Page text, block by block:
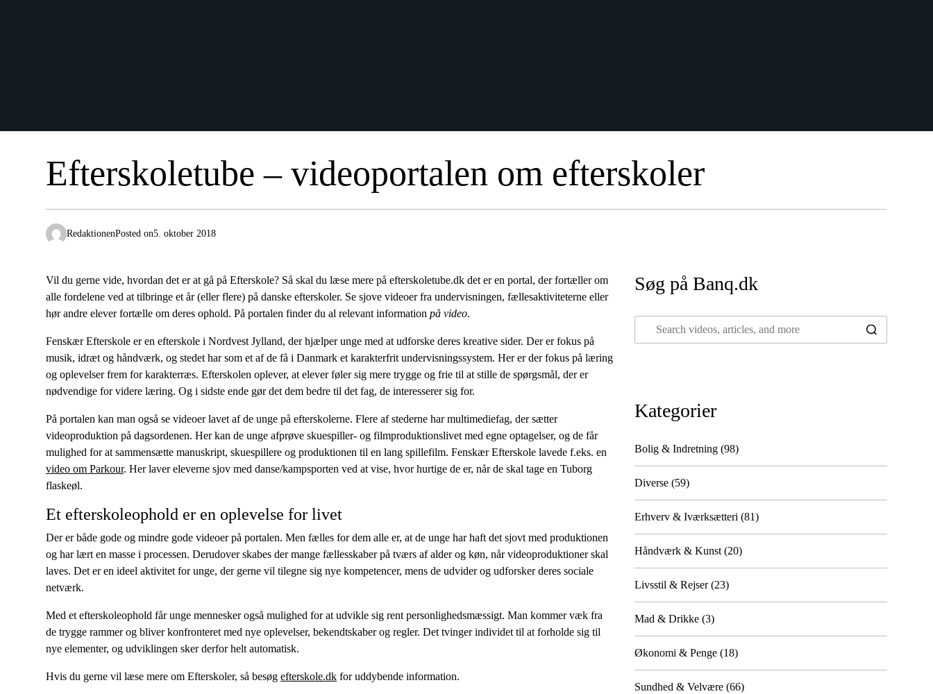
Efterskoletube – videoportalen om efterskoler
RedaktionenPosted on5. oktober 2018
Vil du gerne vide, hvordan det er at gå på Efterskole? Så skal du læse mere på efterskoletube.dk det er en portal, der fortæller om
alle fordelene ved at tilbringe et år (eller flere) på danske efterskoler. Se sjove videoer fra undervisningen, fællesaktiviteterne eller
hør andre elever fortælle om deres ophold. På portalen finder du al relevant information på video.
Fenskær Efterskole er en efterskole i Nordvest Jylland, der hjælper unge med at udforske deres kreative sider. Der er fokus på
musik, idræt og håndværk, og stedet har som et af de få i Danmark et karakterfrit undervisningssystem. Her er der fokus på læring
og oplevelser frem for karakterræs. Efterskolen oplever, at elever føler sig mere trygge og frie til at stille de spørgsmål, der er
nødvendige for videre læring. Og i sidste ende gør det dem bedre til det fag, de interesserer sig for.
På portalen kan man også se videoer lavet af de unge på efterskolerne. Flere af stederne har multimediefag, der sætter
videoproduktion på dagsordenen. Her kan de unge afprøve skuespiller- og filmproduktionslivet med egne optagelser, og de får
mulighed for at sammensætte manuskript, skuespillere og produktionen til en lang spillefilm. Fenskær Efterskole lavede f.eks. en
video om Parkour. Her laver eleverne sjov med danse/kampsporten ved at vise, hvor hurtige de er, når de skal tage en Tuborg
flaskeøl.
Et efterskoleophold er en oplevelse for livet
Der er både gode og mindre gode videoer på portalen. Men fælles for dem alle er, at de unge har haft det sjovt med produktionen
og har lært en masse i processen. Derudover skabes der mange fællesskaber på tværs af alder og køn, når videoproduktioner skal
laves. Det er en ideel aktivitet for unge, der gerne vil tilegne sig nye kompetencer, mens de udvider og udforsker deres sociale
netværk.
Med et efterskoleophold får unge mennesker også mulighed for at udvikle sig rent personlighedsmæssigt. Man kommer væk fra
de trygge rammer og bliver konfronteret med nye oplevelser, bekendtskaber og regler. Det tvinger individet til at forholde sig til
nye elementer, og udviklingen sker derfor helt automatisk.
Hvis du gerne vil læse mere om Efterskoler, så besøg efterskole.dk for uddybende information.
Søg på Banq.dk
Kategorier
Bolig & Indretning (98)
Diverse (59)
Erhverv & Iværksætteri (81)
Håndværk & Kunst (20)
Livsstil & Rejser(23)
Mad & Drikke (3)
Økonomi & Penge (18)
Sundhed & Velvære (66)